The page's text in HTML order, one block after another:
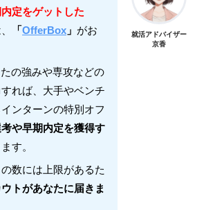
定をゲットした
「OfferBox 」 がお
の強みや専攻などの
れば、大手やベンチ
ンターンの特別オフ
や早期内定を獲得す
す。
数には上限があるた
トがあなたに届きま
就活アドバイザー
京香